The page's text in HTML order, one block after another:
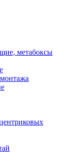
метабоксы